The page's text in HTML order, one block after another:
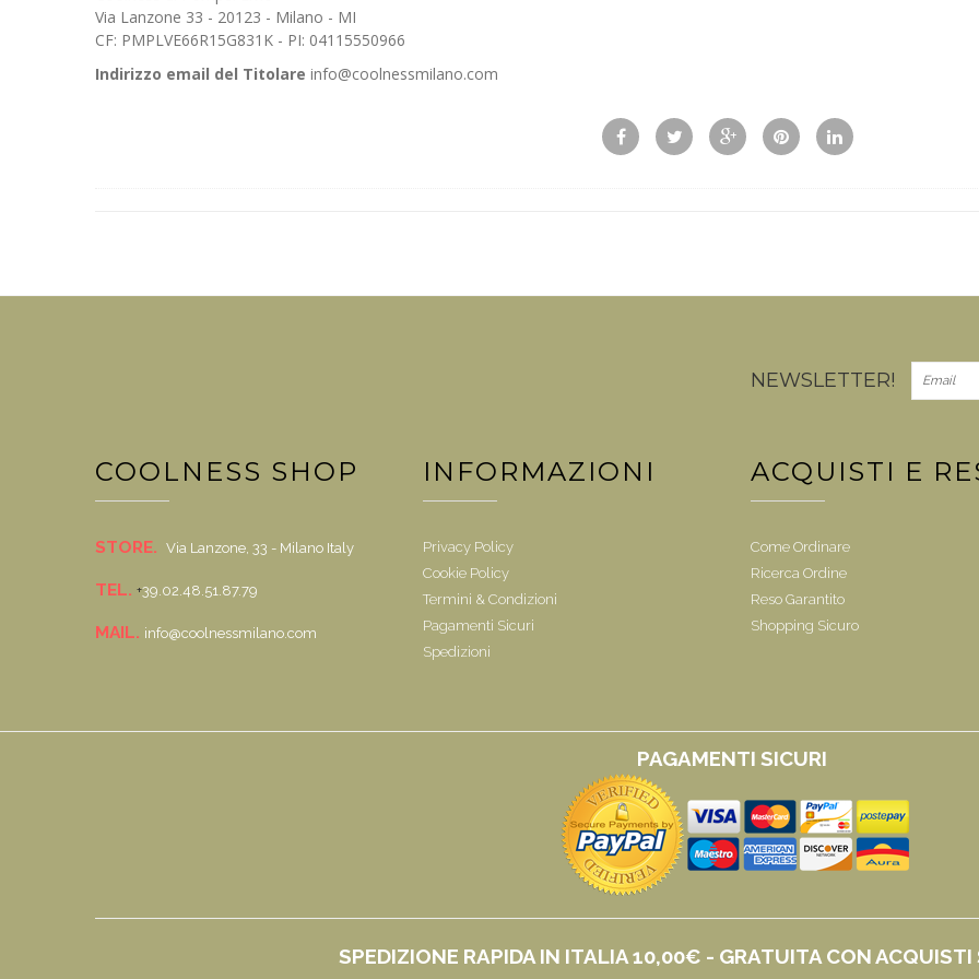
Via Lanzone 33 - 20123 - Milano - MI
CF: PMPLVE66R15G831K - PI: 04115550966
Indirizzo email del Titolare info@coolnessmilano.com
NEWSLETTER!
COOLNESS SHOP
STORE. Via Lanzone, 33 - Milano Italy
TEL. +39.02.48.51.87.79
MAIL. info@coolnessmilano.com
INFORMAZIONI
Privacy Policy
Cookie Policy
Termini & Condizioni
Pagamenti Sicuri
Spedizioni
ACQUISTI E
Come Ordinare
Ricerca Ordine
Reso Garantito
Shopping Sicuro
PAGAMENTI SICURI
SPEDIZIONE RAPIDA IN ITALIA 10,00€ - GRATUITA CON